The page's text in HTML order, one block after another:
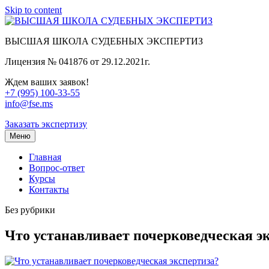
Skip to content
ВЫСШАЯ ШКОЛА СУДЕБНЫХ ЭКСПЕРТИЗ
Лицензия № 041876 от 29.12.2021г.
Ждем ваших заявок!
+7 (995) 100-33-55
info@fse.ms
Заказать экспертизу
Меню
Главная
Вопрос-ответ
Курсы
Контакты
Без рубрики
Что устанавливает почерковедческая